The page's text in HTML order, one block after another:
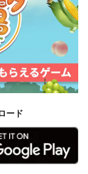
ード